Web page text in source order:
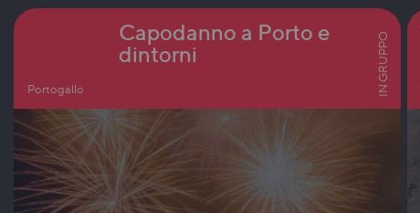
Portogallo
Capodanno a Porto e
dintorni
IN GRUPPO